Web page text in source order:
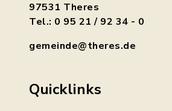
97531 Theres
Tel.: 0 95 21 / 92 34 - 0
gemeinde@theres.de
Quicklinks